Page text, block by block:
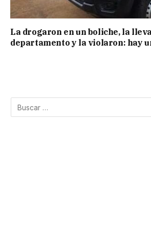
La drogaron en un boliche, la
departamento y la violaron: hay